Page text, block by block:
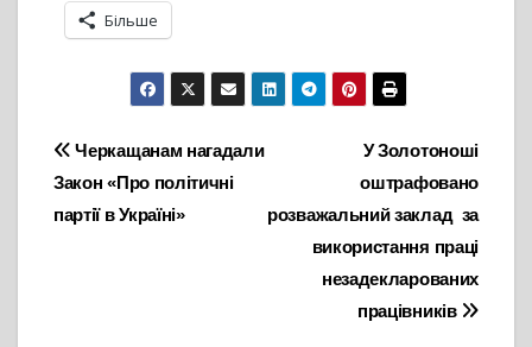
Більше
Навігація
записів
У Золотоноші
оштрафовано
розважальний заклад за
використання праці
незадекларованих
працівників
Черкащанам нагадали
Закон «Про політичні
партії в Україні»